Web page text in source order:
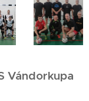
Vándorkupa